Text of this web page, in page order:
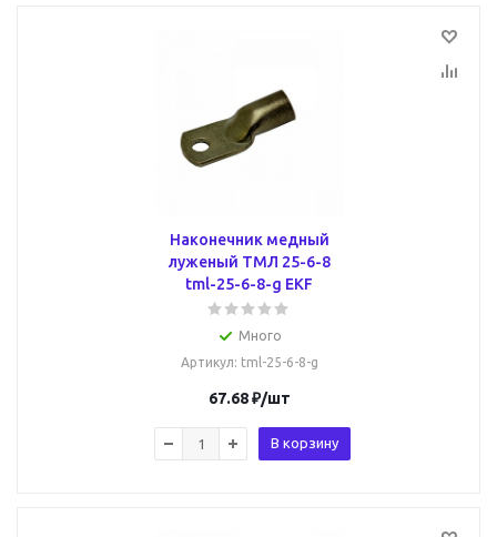
Наконечник медный
луженый ТМЛ 25-6-8
tml-25-6-8-g EKF
Много
Артикул: tml-25-6-8-g
67.68₽/шт
В корзину